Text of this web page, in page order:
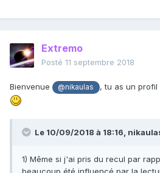
Extremo
Posté 11 septembre 2018
Bienvenue @nikaulas , tu as un profil
Le 10/09/2018 à 18:16,
1) Même si j'ai pris du recul par